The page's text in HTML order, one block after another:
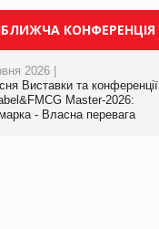
КОНФЕРЕНЦІЯ
2026 |
Виставки та конференції
Master-2026:
- Власна перевага